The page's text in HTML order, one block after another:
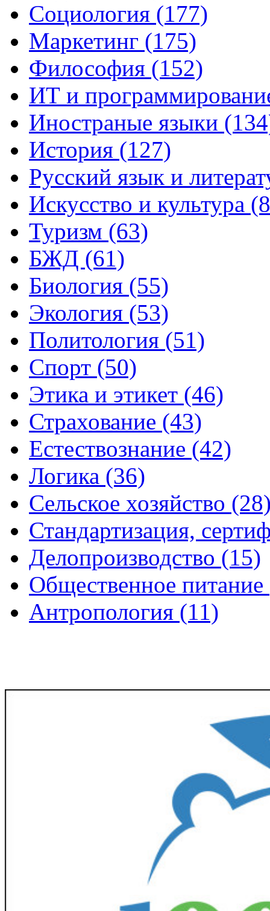
Социология (177)
Маркетинг (175)
Философия (152)
ИТ и
Иностраные языки
История (127)
Русский язык и
Искусство и культура
Туризм (63)
БЖД (61)
Биология (55)
Экология (53)
Политология (51)
Спорт (50)
Этика и этикет (46)
Страхование (43)
Естествознание (42)
Логика (36)
Сельское хозяйство
Стандартизация,
Делопроизводство (15)
Общественное
Антропология (11)